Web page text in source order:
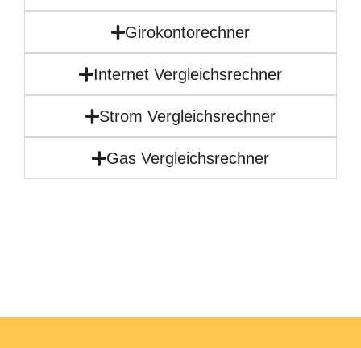
Girokontorechner
Internet Vergleichsrechner
Strom Vergleichsrechner
Gas Vergleichsrechner